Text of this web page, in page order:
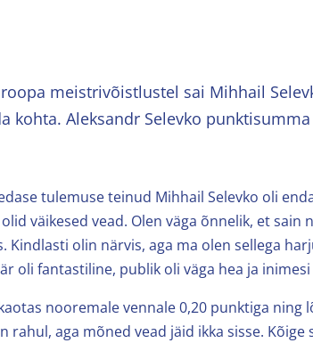
meistrivõistlustel sai Mihhail
kohta. Aleksandr Selevko
tulemuse teinud Mihhail Selevko oli
väikesed vead. Olen väga õnnelik, et sain
Kindlasti olin närvis, aga ma olen sellega
oli fantastiline, publik oli väga hea ja inimesi
nooremale vennale 0,20 punktiga ning
rahul, aga mõned vead jäid ikka sisse.